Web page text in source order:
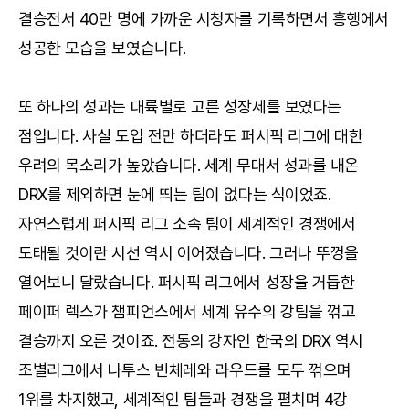
결승전서 40만 명에 가까운 시청자를 기록하면서 흥행에서
성공한 모습을 보였습니다.
또 하나의 성과는 대륙별로 고른 성장세를 보였다는
점입니다. 사실 도입 전만 하더라도 퍼시픽 리그에 대한
우려의 목소리가 높았습니다. 세계 무대서 성과를 내온
DRX를 제외하면 눈에 띄는 팀이 없다는 식이었죠.
자연스럽게 퍼시픽 리그 소속 팀이 세계적인 경쟁에서
도태될 것이란 시선 역시 이어졌습니다. 그러나 뚜껑을
열어보니 달랐습니다. 퍼시픽 리그에서 성장을 거듭한
페이퍼 렉스가 챔피언스에서 세계 유수의 강팀을 꺾고
결승까지 오른 것이죠. 전통의 강자인 한국의 DRX 역시
조별리그에서 나투스 빈체레와 라우드를 모두 꺾으며
1위를 차지했고, 세계적인 팀들과 경쟁을 펼치며 4강